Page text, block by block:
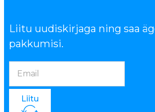
Liitu uudiskirjaga ning saa
pakkumisi.
Liitu